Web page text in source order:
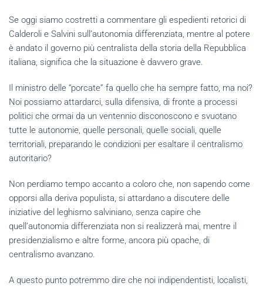
Se oggi siamo costretti a commentare gli espedienti retorici di
Calderoli e Salvini sull’autonomia differenziata, mentre al potere
è andato il governo più centralista della storia della Repubblica
italiana, significa che la situazione è davvero grave.
Il ministro delle “porcate” fa quello che ha sempre fatto, ma noi?
Noi possiamo attardarci, sulla difensiva, di fronte a processi
politici che ormai da un ventennio disconoscono e svuotano
tutte le autonomie, quelle personali, quelle sociali, quelle
territoriali, preparando le condizioni per esaltare il centralismo
autoritario?
Non perdiamo tempo accanto a coloro che, non sapendo come
opporsi alla deriva populista, si attardano a discutere delle
iniziative del leghismo salviniano, senza capire che
quell’autonomia differenziata non si realizzerà mai, mentre il
presidenzialismo e altre forme, ancora più opache, di
centralismo avanzano.
A questo punto potremmo dire che noi indipendentisti, localisti,